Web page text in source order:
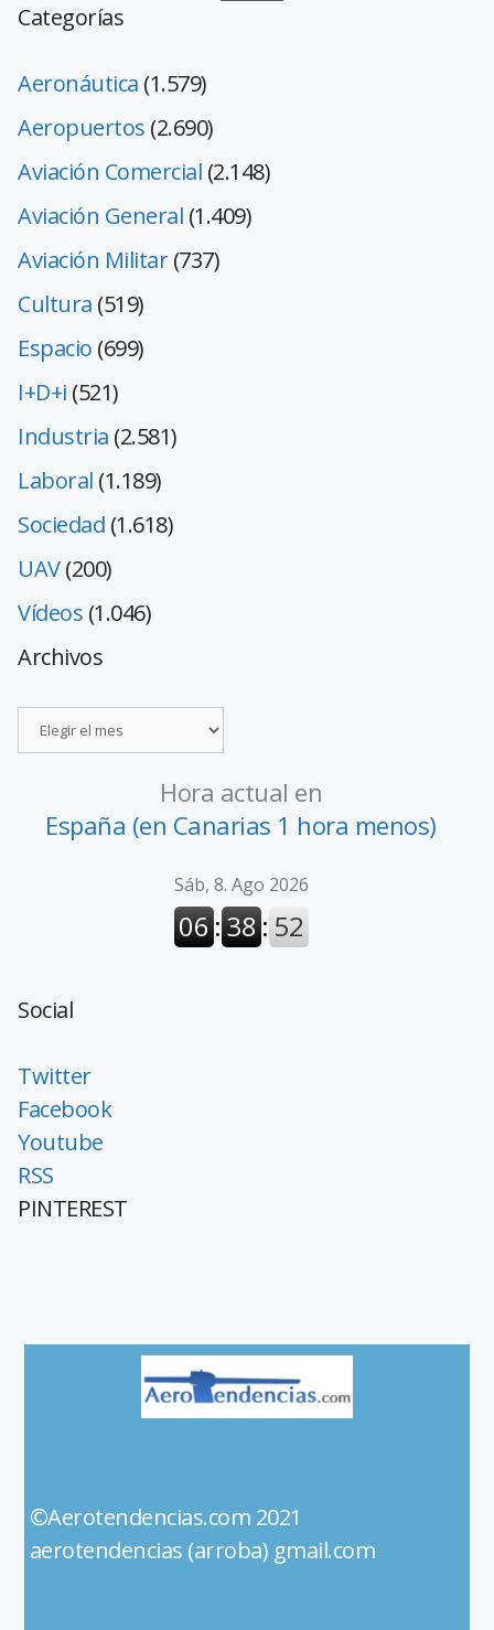
Categorías
Aeronáutica (1.579)
Aeropuertos (2.690)
Aviación Comercial (2.148)
Aviación General (1.409)
Aviación Militar(737)
Cultura (519)
Espacio (699)
I+D+i (521)
Industria (2.581)
Laboral (1.189)
Sociedad (1.618)
UAV(200)
Vídeos (1.046)
Archivos
Hora actual en
España (en Canarias 1 hora menos)
Social
Twitter
Facebook
Youtube
RSS
PINTEREST
©Aerotendencias.com 2021
aerotendencias (arroba) gmail.com